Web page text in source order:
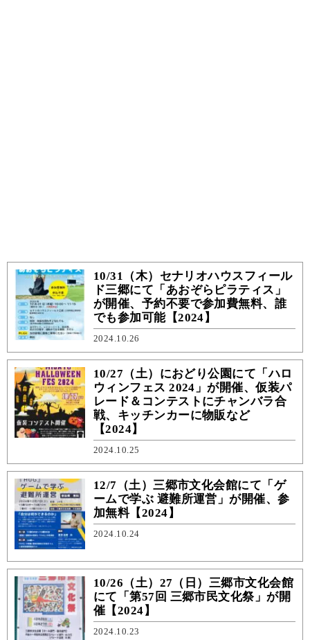
10/31（木）セナリオハウスフィール
ド三郷にて「あおぞらピラティス」
が開催、予約不要で参加費無料、誰
でも参加可能【2024】
2024.10.26
10/27（土）におどり公園にて「ハロ
ウィンフェス 2024」が開催、仮装パ
レード＆コンテストにチャンバラ合
戦、キッチンカーに物販など
【2024】
2024.10.25
12/7（土）三郷市文化会館にて「ゲ
ームで学ぶ 避難所運営」が開催、参
加無料【2024】
2024.10.24
10/26（土）27（日）三郷市文化会館
にて「第57回 三郷市民文化祭」が開
催【2024】
2024.10.23